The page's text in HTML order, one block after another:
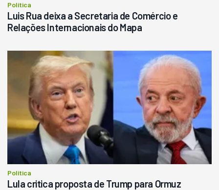
Política
Luis Rua deixa a Secretaria de Comércio e
Relações Internacionais do Mapa
Política
Lula critica proposta de Trump para Ormuz